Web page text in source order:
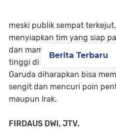
meski publik sempat
menyiapkan tim yang siap
dan mampu menyesuaikan
tinggi di laga internasional.
Garuda diharapkan bisa
sengit dan mencuri poin
maupun Irak.
FIRDAUS DWI, JTV.
Berita Terbaru